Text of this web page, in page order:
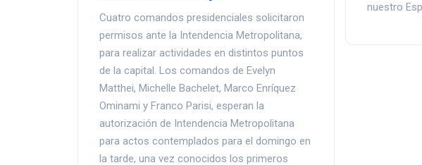
Cuatro comandos presidenciales solicitaron
permisos ante la Intendencia Metropolitana,
para realizar actividades en distintos puntos
de la capital. Los comandos de Evelyn
Matthei, Michelle Bachelet, Marco Enríquez
Ominami y Franco Parisi, esperan la
autorización de Intendencia Metropolitana
para actos contemplados para el domingo en
la tarde, una vez conocidos los primeros
nuestro